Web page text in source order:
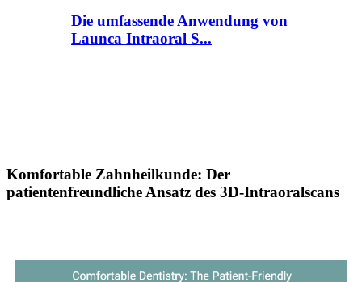
Die umfassende Anwendung von
Launca Intraoral S...
Komfortable Zahnheilkunde: Der
patientenfreundliche Ansatz des 3D-Intraoralscans